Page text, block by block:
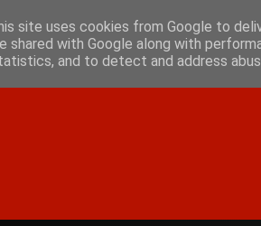
site uses cookies from Google to
shared with Google along with
and to detect and address